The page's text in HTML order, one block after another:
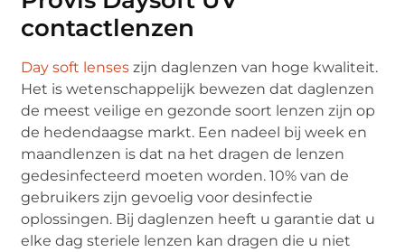
contactlenzen
Day soft lenses zijn daglenzen van hoge kwaliteit.
Het is wetenschappelijk bewezen dat daglenzen
de meest veilige en gezonde soort lenzen zijn op
de hedendaagse markt. Een nadeel bij week en
maandlenzen is dat na het dragen de lenzen
gedesinfecteerd moeten worden. 10% van de
gebruikers zijn gevoelig voor desinfectie
oplossingen. Bij daglenzen heeft u garantie dat u
elke dag steriele lenzen kan dragen die u niet